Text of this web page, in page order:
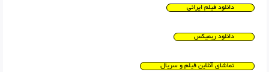
دانلود فیلم ایرانی
دانلود ریمیکس
تماشای آنلاین فیلم و سریال